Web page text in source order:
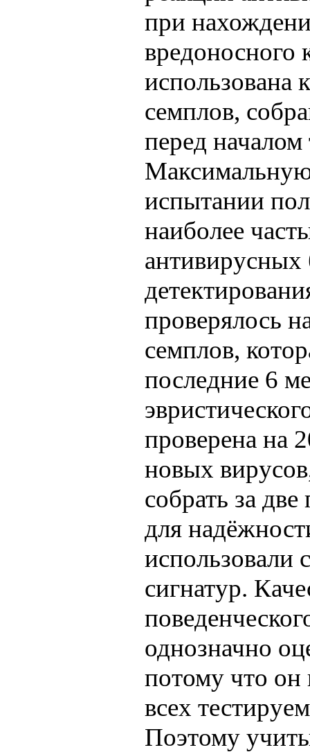
при
вредоносного
использована
семплов,
перед началом
испытании
наиболее
антивирусных
проверялось
семплов,
последние 6
проверена на
новых
собрать за
для
использовали
сигнатур.
однозначно
потому что он
всех
Поэтому